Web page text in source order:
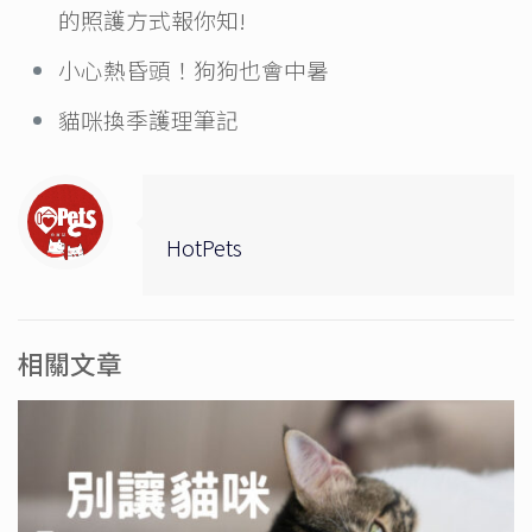
的照護方式報你知!
小心熱昏頭！狗狗也會中暑
貓咪換季護理筆記
HotPets
相關文章